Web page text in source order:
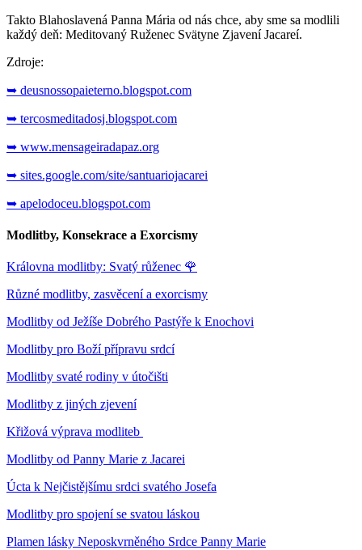
Takto Blahoslavená Panna Mária od nás chce, aby sme sa modlili
každý deň: Meditovaný Ruženec Svätyne Zjavení Jacareí.
Zdroje:
➥ deusnossopaieterno.blogspot.com
➥ tercosmeditadosj.blogspot.com
➥ www.mensageiradapaz.org
➥ sites.google.com/site/santuariojacarei
➥ apelodoceu.blogspot.com
Modlitby, Konsekrace a Exorcismy
Královna modlitby: Svatý růženec 🌹
Různé modlitby, zasvěcení a exorcismy
Modlitby od Ježíše Dobrého Pastýře k Enochovi
Modlitby pro Boží přípravu srdcí
Modlitby svaté rodiny v útočišti
Modlitby z jiných zjevení
Křižová výprava modliteb
Modlitby od Panny Marie z Jacarei
Úcta k Nejčistějšímu srdci svatého Josefa
Modlitby pro spojení se svatou láskou
Plamen lásky Neposkvrněného Srdce Panny Marie